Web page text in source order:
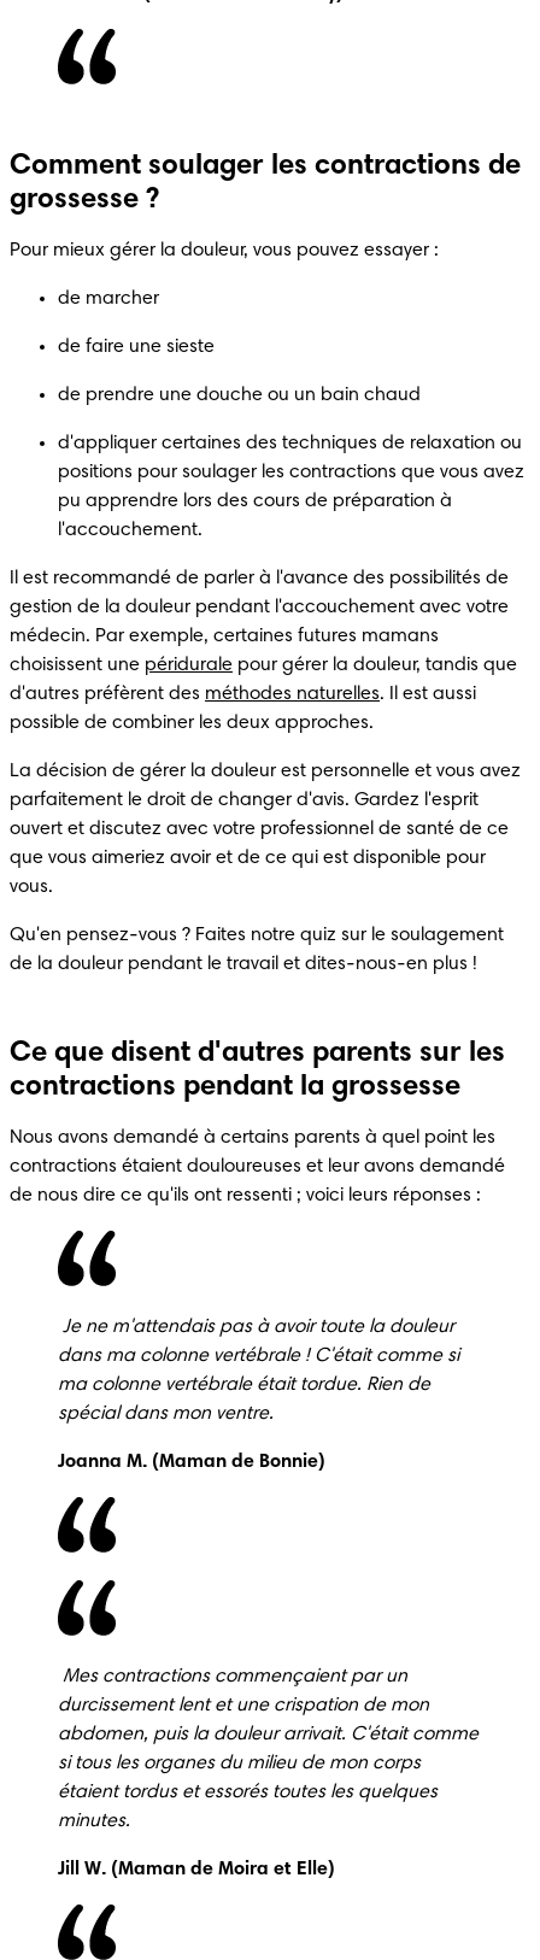
Comment soulager les contractions de
grossesse ?
Pour mieux gérer la douleur, vous pouvez essayer :
de marcher
de faire une sieste
de prendre une douche ou un bain chaud
d'appliquer certaines des techniques de relaxation ou
positions pour soulager les contractions que vous avez
pu apprendre lors des cours de préparation à
l'accouchement.
Il est recommandé de parler à l'avance des possibilités de
gestion de la douleur pendant l'accouchement avec votre
médecin. Par exemple, certaines futures mamans
choisissent une péridurale pour gérer la douleur, tandis que
d'autres préfèrent des méthodes naturelles. Il est aussi
possible de combiner les deux approches.
La décision de gérer la douleur est personnelle et vous avez
parfaitement le droit de changer d'avis. Gardez l'esprit
ouvert et discutez avec votre professionnel de santé de ce
que vous aimeriez avoir et de ce qui est disponible pour
vous.
Qu'en pensez-vous ? Faites notre quiz sur le soulagement
de la douleur pendant le travail et dites-nous-en plus !
Ce que disent d'autres parents sur les
contractions pendant la grossesse
Nous avons demandé à certains parents à quel point les
contractions étaient douloureuses et leur avons demandé
de nous dire ce qu'ils ont ressenti ; voici leurs réponses :
dans ma colonne vertébrale ! C'était comme si
ma colonne vertébrale était tordue. Rien de
spécial dans mon ventre.
Joanna M. (Maman de Bonnie)
durcissement lent et une crispation de mon
abdomen, puis la douleur arrivait. C'était comme
si tous les organes du milieu de mon corps
étaient tordus et essorés toutes les quelques
minutes.
Jill W. (Maman de Moira et Elle)